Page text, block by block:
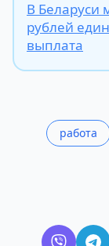
В Беларуси
рублей
выплата
работа